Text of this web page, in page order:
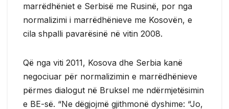
marrëdhëniet e Serbisë me Rusinë, por nga
normalizimi i marrëdhënieve me Kosovën, e
cila shpalli pavarësinë në vitin 2008.
Që nga viti 2011, Kosova dhe Serbia kanë
negociuar për normalizimin e marrëdhënieve
përmes dialogut në Bruksel me ndërmjetësimin
e BE-së. “Ne dëgjojmë gjithmonë dyshime: “Jo,